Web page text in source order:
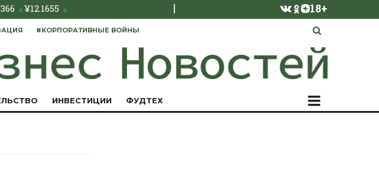
▲¥12.1655 ▲ | 18+
#КОРПОРАТИВНЫЕ ВОЙНЫ
ИНВЕСТИЦИИ ФУДТЕХ